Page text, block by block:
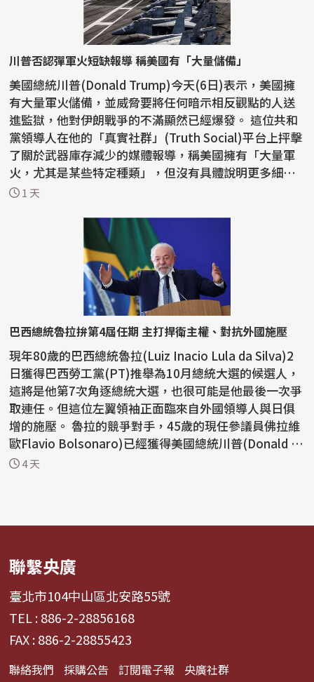
川普否認彈軍火短缺報導 稱美國有「大量儲備」
美國總統川普(Donald Trump)今天(6日)表示，美國擁
有大量軍火儲備，並威脅要將任何暗示相反觀點的人送
進監獄，他對伊朗戰爭的不滿顯然已經爆發。 這位共和
黨領導人在他的「真實社群」(Truth Social)平台上抨擊
了關於武器庫存減少的媒體報導，稱美國擁有「大量軍
火，尤其是某些特定種類」，但沒有具體說明更多細
節。...
1 天
巴西總統魯拉拚第4屆任期 主打捍衛主權、對抗外國施壓
現年80歲的巴西總統魯拉(Luiz Inacio Lula da Silva)2
日獲得巴西勞工黨(PT)推舉為10月總統大選的候選人，
這將是他第7次角逐總統大選，也很可能是他最後一次爭
取連任。但這位左翼領袖正面臨來自外國領導人與日俱
增的施壓。 魯拉的競爭對手，45歲的現任參議員佛拉維
歐Flavio Bolsonaro)已經獲得美國總統川普(Donald T
r...4 天
聯繫央廣
臺北市104中山區北安路55號
TEL : 886-2-28856168
FAX : 886-2-28855423
聯絡我們 採購公告 訂閱電子報 央廣社群